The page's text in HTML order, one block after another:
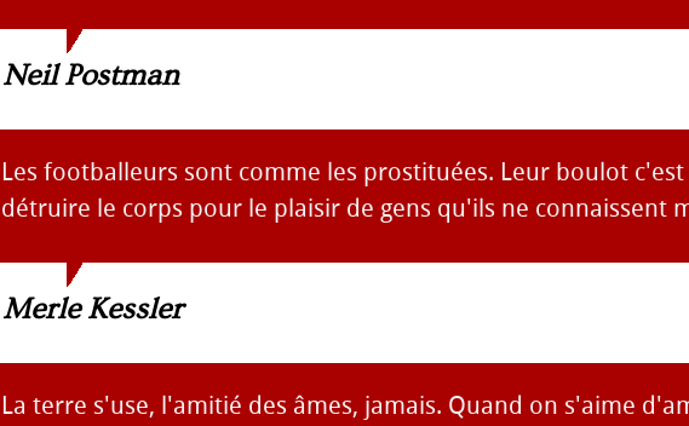
Neil Postman
Les footballeurs sont comme les prostituées. Leur boulot c'est
détruire le corps pour le plaisir de gens qu'ils ne connaissent
Merle Kessler
La terre s'use, l'amitié des âmes, jamais. Quand on s'aime